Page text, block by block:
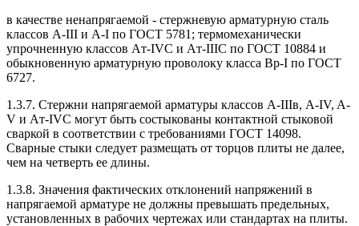
в качестве ненапрягаемой - стержневую арматурную сталь
классов A-III и A-I по ГОСТ 5781; термомеханически
упрочненную классов Aт-IVC и Aт-IIIС по ГОСТ 10884 и
обыкновенную арматурную проволоку класса Вр-I по ГОСТ
6727.
1.3.7. Стержни напрягаемой арматуры классов A-IIIв, A-IV, A-
V и Aт-IVC могут быть состыкованы контактной стыковой
сваркой в соответствии с требованиями ГОСТ 14098.
Сварные стыки следует размещать от торцов плиты не далее,
чем на четверть ее длины.
1.3.8. Значения фактических отклонений напряжений в
напрягаемой арматуре не должны превышать предельных,
установленных в рабочих чертежах или стандартах на плиты.